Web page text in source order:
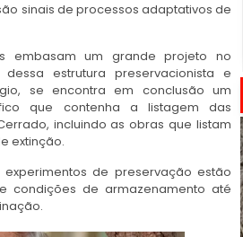
sinais de processos adaptativos de
embasam um grande projeto no
estrutura preservacionista e
se encontra em conclusão um
que contenha a listagem das
incluindo as obras que listam
extinção.
experimentos de preservação estão
condições de armazenamento até